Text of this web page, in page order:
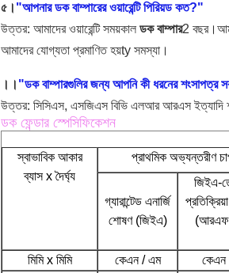
৫। "আপনার ডক বাম্পারের ওয়ারেন্টি পিরিয়ড কত?"
উত্তর: আমাদের ওয়ারেন্টি সময়কাল ডক বাম্পার2
আমাদের যোগ্যতা প্রমাণিত হয়ty সমস্যা।
।। "ডক বাম্পারগুলির জন্য আপনি কী ধরনের শংসাপত্র
উত্তর: সিসিএস, এসজিএস বিভি এলআর আরএস ইত্যাদি
ডক ফেন্ডার স্পেসিফিকেশন
স্বাভাবিক আকার
ব্যাস x দৈর্ঘ্য
প্রাথমিক অভ্যন্তরীণ
গ্যারান্টেড এনার্জি
শোষণ (জিইএ)
জিইএ-
মিমি x মিমি কেএন / এম কেএন